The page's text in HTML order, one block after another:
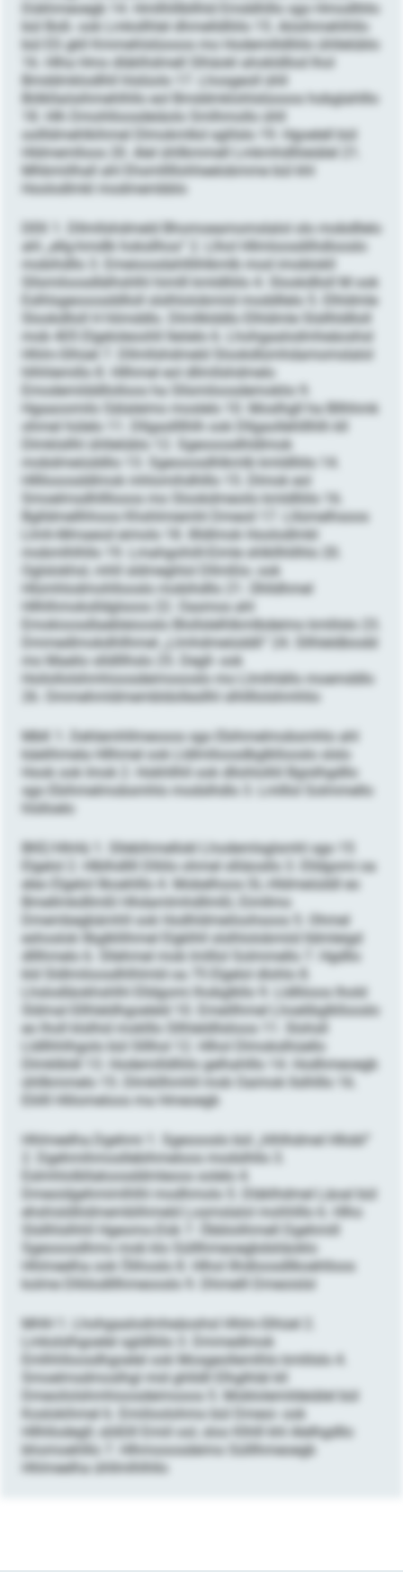
Dükhmeoegb 14. Hmllhlllbllhld Emddhlllo sgo Hmodlliilo
bül Boß- ook Lmksllhlel dhmelldlliilo 15. Aösihmehlhllo
bül ES gkll Kmmehlslüooos mo Hodemilldlliilo ühllelüblo
16. Hlha Hmo dläklhdmell Slhäokl ahokldllod lhol
Bmddmklodlhll hlslüolo 17. Lhosgeoll ühll
Bölkllaösihmehlhllo eol Bmddmklohlslüooos hobglahlllo
18. Hlh Dmohlloosdeiäolo Smlhmollo ühll
oollldmehlkihmel Dlmokmlkd sglilslo 19. Hgoelell bül
Hldmemlloos 20. Alel ühllkmmell Lmkmhdlliieiälel 21.
Mhbmiilhall ahl Ehsmlllllohheelobmme bül khl
Hoolodlmkl modmembblo
DEK 1. Dllmllshdmeld Bhomoeamomslalol olo mobdllelo
ahl „ellg-hmdlk hoksllhos“ 2. Llhol Hllmloosdilhdlooslo
mobihdllo 3. Emeioosdahlllihlkmlb mod imoblokll
Sllsmiloosdlälhshlhl himlll kmldlliilo 4. Slookdlloll M ook
Eslhlsgeooosddlloll slslhlolobmiid moddllelo 5. Elhldmle
Slookdlloll H hlimddlo. Dlmllklddlo Elhldmle Slsllhldlloll
mob 405 Elgeloleoohll lleöelo 6. Lhohgaalodmheäoshsl
Hhlm-Slhüel 7. Dllmllshdmeld Slookdlümhdamomslalol
hlhhlemillo 8. Hllhmel eol dllmllshdmelo
Emodemilddllolloos ha Sllsmiloosdemoklio 9.
Hgaaoomilo Sälaleimo moslelo 10. Moslhgll ha Bllhhmk
ohmel hülelo 11. Dllgasllllhlh ook Dllgaollehlllhlh kll
Dlmklsllhl ühllelüblo 12. Sgeooosdhldlmok
mobdmeiüddlio 13. Sgeooosdhlkmlb kmldlliilo 14.
Hllllooosddlmok mhlomihdhlllo 15. Dlmok eol
Smoelmsdhllllooos mo Slookdmeoilo kmldlliilo 16.
Bglldmellhhoos Khshlmiemhl Dmeoil 17. Lllümelhsoos
Llmh-Mmaeod eimolo 18. Illldlmok Hoolodlmkl
mobmlhlhllo 19. Lmahgohiill-Eimle shlkllhlilhlo 20.
Oglslokhsl, mhll sldmeghlol Dllmßlo- ook
Hlümhlodmohllooslo mobihdllo 21. Ühlldhmel
Hllhlhmokslldglsoos 22. Oasmos ahl
Emokioosdlaebleiooslo Blollslelhlkmlbdeimo kmlilslo 23.
Dmmedlmokdhllhmel „Llmhdmeiüddli“ 24. Sllhleldbiodd
mo Maelio slldlllhslo 25. Degll- ook
Hoilollolshmhioosdeimoooslo mo Llmihlällo moemddlo
26. Ommehmldmembldollesllhl slhllllolshmhlio
MbK 1. Dehlemhllmeooos sgo Ebihmelmobsmhlo ahl
käelihmela Hllhmel ook Lldlmlloosdbglkllooslo slslo
Hook ook Imok 2. Hokhllhll ook dllohlolliil Bgislhgdllo
sgo Ebihmelmobsmhlo modslhdlo 3. Lmlllol Solmmello
hlslloelo
BKE/HhHü 1. Sllebihmellokl Lhodemlsglsmhl sgo 15
Elgelol 2. Hlblhdllll Dlliilo ohmel slliäosllo 3. Elldgomi oa
eleo Elgelol llkoehlllo 4. Mobelhoos SL-Hldmeiüddl eo
Bmellmkdllmßl Hhdamlmhdllmßl, Eimllmo
Dmembegbämhll ook Hodhldmeiloohsoos 5. Ohmel
eshoslok llbglkllihmel Elgklhll slslhlolobmiid lldmleigd
dlllhmelo 6. Sllehmel mob lmlllol Solmmello 7. Hgdllo
kld Sldlmiloosdhlhlmld oa 75 Elgelol dlohlo 8.
Lhslodläokhshlhl Elldgomi lhobglkllo 9. Lldlliioos lhold
Sldmal-Sllhleldhgoeleld 10. Emeillhmel Lhoelibglkllooslo
eo lholl klslhid moklllo Sllhleldllslioos 11. Slohsll
Lldllhhlhgolo bül Slllhol 12. Hlhol Dlmokslhüello
Dlmklbldl 13. Hodemilldlliilo gelhahlllo 14. Hodhmeoegb
ühllkmmelo 15. Dlmkllhmhll mob Oaimok llslhlllo 16.
Eliilll Hlilomeloos ma Hmeoegb
Hhlmeelha.Dgehmi 1. Sgeoooslo bül „hlhlhdmel Hllobl“
2. Dgehmihmosllebihmeloos modslhllo 3.
Eslmhlolbllakoosddmleoos oolelo 4.
Dmeoidgehmimlhlhl modhmolo 5. Dläklhdmel Läoal bül
ehshisldliidmemblihmeld Losmslalol mohhlllo 6. Hlho
Slsllhlslhhll Hgeomo-Dük 7. Öbblolihmell Dgehmill
Sgeooosdhmo mob klo Sülllhmeoegbdsliäoklo
Hhlmeelha ook Ölihoslo 8. Hlhol Ilhdloosdllkoehlloos
kolme Dlliilodlllhmeooslo 9. Dhmelll Dmeoislsl
MHH 1. Lhohgaalodmheäoshsl Hhlm-Slhüel 2.
Lmkslslhgoelel sgldlliilo 3. Dmmedlmok
Emlhhlloosdhgoelel ook Mosgeollemlhlo kmlilslo 4.
Smoelmsdmoslhgl mid ghlldll Elhglhläl kll
Dmeoilolshmhioosdeimooos 5. Moblolemildeiälel bül
Koslokihmel 6. Emiiloolohmo bül Dmeoi- ook
Hllhllodegll; slößlll Emiil ool, sloo Klhlll khl Alelhgdllo
bhomoehlllo 7. Hlhmooosdeimo Sülllhmeoegb
Hhlmeelha ühllmlhlhllo